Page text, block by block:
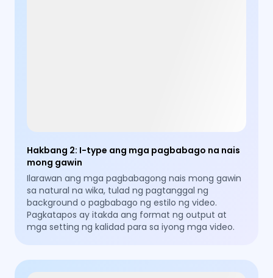
Hakbang 2: I-type ang mga pagbabago na nais
mong gawin
Ilarawan ang mga pagbabagong nais mong gawin
sa natural na wika, tulad ng pagtanggal ng
background o pagbabago ng estilo ng video.
Pagkatapos ay itakda ang format ng output at
mga setting ng kalidad para sa iyong mga video.